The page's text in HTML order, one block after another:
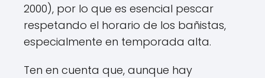
2000), por lo que es esencial pescar
respetando el horario de los bañistas,
especialmente en temporada alta.
Ten en cuenta que, aunque hay